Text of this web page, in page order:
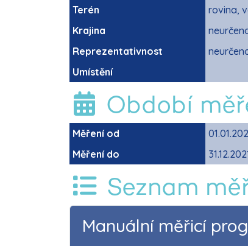
Terén
rovina,
Krajina
Reprezentativnost
Umístění
Období
Měření od
Měření do
Seznam
Manuální měřicí